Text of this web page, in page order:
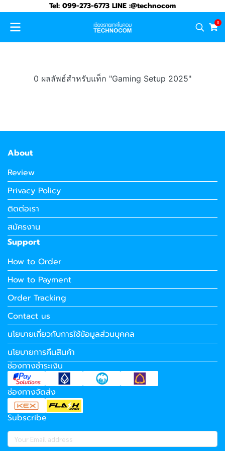
Tel: 099-273-6773 LINE :@technocom
0
0 ผลลัพธ์สำหรับแท็ก "Gaming Setup 2025"
About
Review
Privacy Policy
ติดต่อเรา
สมัครงาน
Support
How to Order
How to Payment
Order Tracking
Contact us
นโยบายเกี่ยวกับการใช้ข้อมูลส่วนบุคคล
นโยบายการคืนสินค้า
ช่องทางชำระเงิน
ช่องทางจัดส่ง
Subscribe